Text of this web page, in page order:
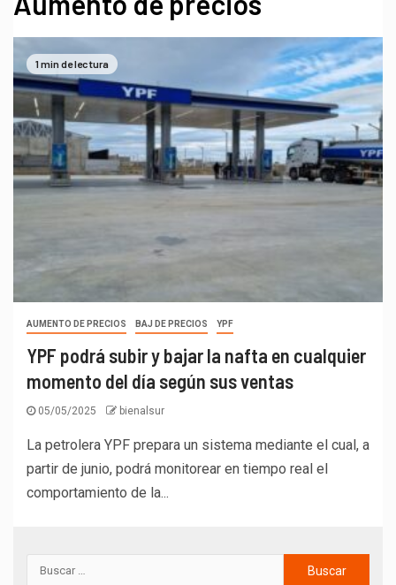
1 min de lectura
AUMENTO DE PRECIOS BAJ DE PRECIOS YPF
YPF podrá subir y bajar la nafta en cualquier
momento del día según sus ventas
05/05/2025 bienalsur
La petrolera YPF prepara un sistema mediante el cual, a
partir de junio, podrá monitorear en tiempo real el
comportamiento de la...